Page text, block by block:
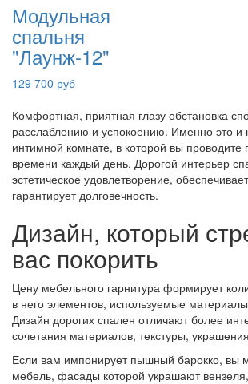
Модульная
спальня
"Лаунж-12"
129 700 руб
Комфортная, приятная глазу обстановка
расслаблению и успокоению. Именно это и
интимной комнате, в которой вы
времени каждый день. Дорогой интерьер
эстетическое удовлетворение,
гарантирует долговечность.
Дизайн, который
вас покорить
Цену мебельного гарнитура формирует
в него элементов, используемые
Дизайн дорогих спален отличают более
сочетания материалов, текстуры,
Если вам импонирует пышный барокко, вы
мебель, фасады которой украшают